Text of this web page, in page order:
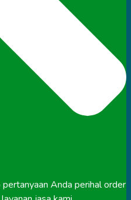
Anda perihal order